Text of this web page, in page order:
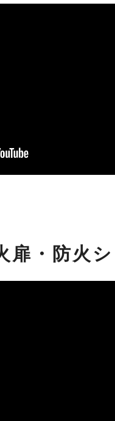
扉・防火